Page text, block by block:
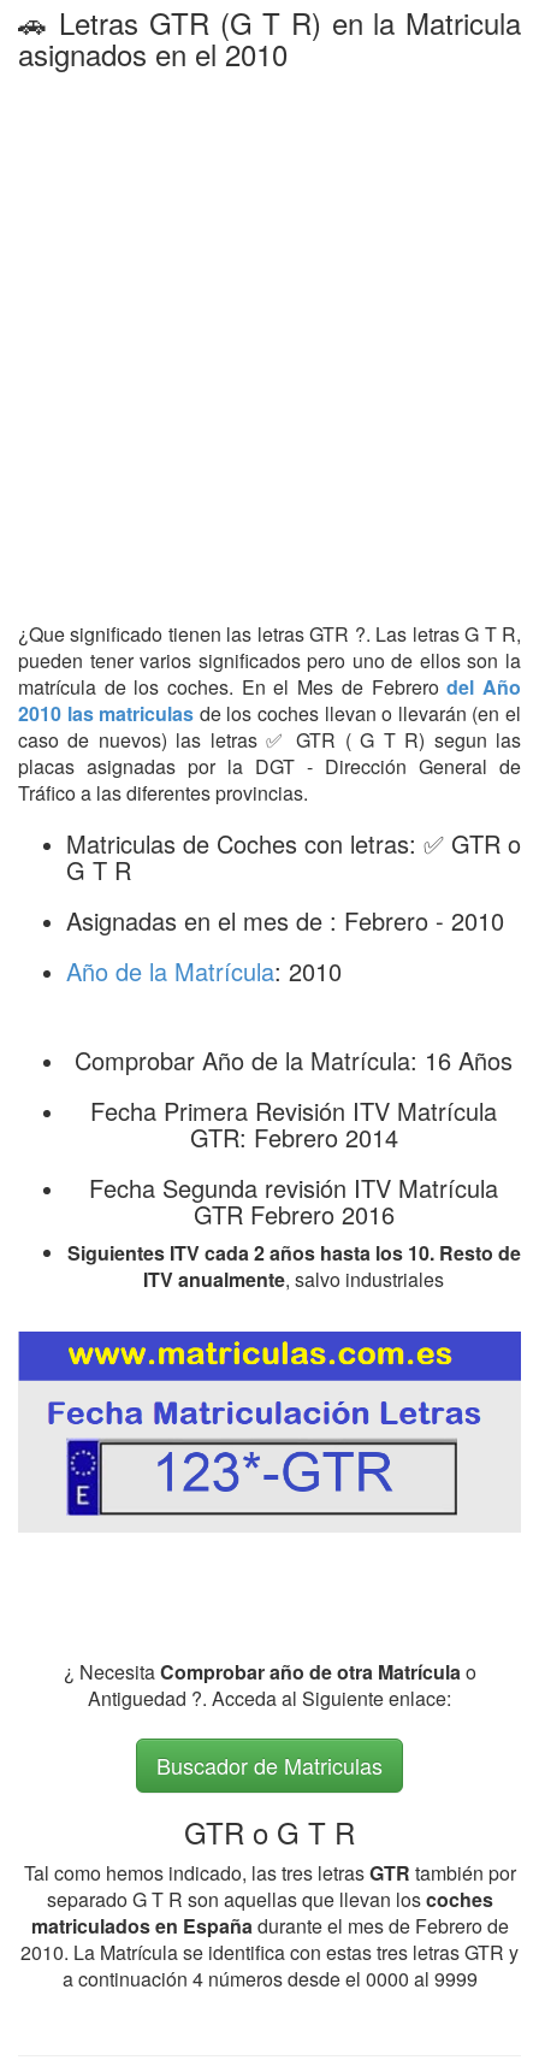
🚗 Letras GTR (G T R) en la Matricula
asignados en el 2010
¿Que significado tienen las letras GTR ?. Las letras G T R,
pueden tener varios significados pero uno de ellos son la
matrícula de los coches. En el Mes de Febrerodel Año
2010 las matriculas de los coches llevan o llevarán (en el
caso de nuevos) las letras ✅ GTR ( G T R) segun las
placas asignadas por la DGT - Dirección General de
Tráfico a las diferentes provincias.
Matriculas de Coches con letras: ✅ GTR o
G T R
Asignadas en el mes de : Febrero - 2010
Año de la Matrícula: 2010
Comprobar Año de la Matrícula: 16 Años
Fecha Primera Revisión ITV Matrícula
GTR: Febrero 2014
Fecha Segunda revisión ITV Matrícula
GTR Febrero 2016
Siguientes ITV cada 2 años hasta los 10. Resto de
ITV anualmente, salvo industriales
¿ NecesitaComprobar año de otra Matrículao
Antiguedad ?. Acceda al Siguiente enlace:
Buscador de Matriculas
GTR o G T R
Tal como hemos indicado, las tres letrasGTR también por
separado G T R son aquellas que llevan loscoches
matriculados en Españadurante el mes de Febrero de
2010. La Matrícula se identifica con estas tres letras GTR y
a continuación 4 números desde el 0000 al 9999